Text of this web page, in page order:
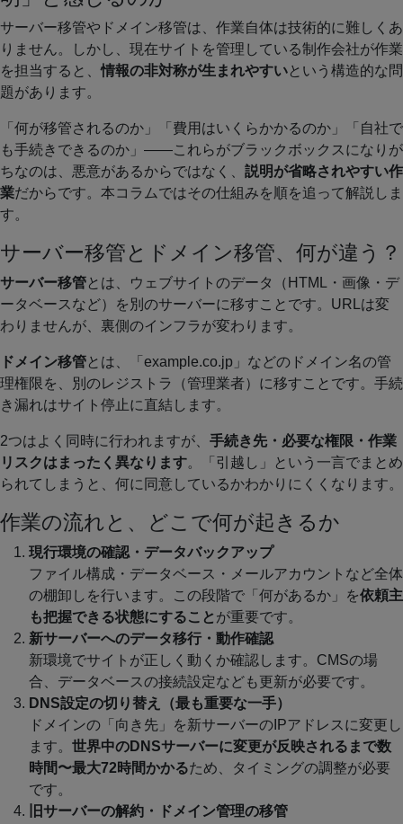
サーバー移管やドメイン移管は、作業自体は技術的に難しくあ
りません。しかし、現在サイトを管理している制作会社が作業
を担当すると、情報の非対称が生まれやすいという構造的な問
題があります。
「何が移管されるのか」「費用はいくらかかるのか」「自社で
も手続きできるのか」——これらがブラックボックスになりが
ちなのは、悪意があるからではなく、 説明が省略されやすい作
業だからです。本コラムではその仕組みを順を追って解説しま
す。
サーバー移管とドメイン移管、何が違う？
サーバー移管とは、ウェブサイトのデータ（HTML・画像・デ
ータベースなど）を別のサーバーに移すことです。URLは変
わりませんが、裏側のインフラが変わります。
ドメイン移管とは、「example.co.jp」などのドメイン名の管
理権限を、別のレジストラ（管理業者）に移すことです。手続
き漏れはサイト停止に直結します。
2つはよく同時に行われますが、 手続き先・必要な権限・作業
リスクはまったく異なります。「引越し」という一言でまとめ
られてしまうと、何に同意しているかわかりにくくなります。
作業の流れと、どこで何が起きるか
現行環境の確認・データバックアップ
ファイル構成・データベース・メールアカウントなど全体
の棚卸しを行います。この段階で「何があるか」を依頼主
も把握できる状態にすること が重要です。
新サーバーへのデータ移行・動作確認
新環境でサイトが正しく動くか確認します。CMSの場
合、データベースの接続設定なども更新が必要です。
DNS設定の切り替え（最も重要な一手）
ドメインの「向き先」を新サーバーのIPアドレスに変更し
ます。 世界中のDNSサーバーに変更が反映されるまで数
時間〜最大72時間かかるため、タイミングの調整が必要
です。
旧サーバーの解約・ドメイン管理の移管